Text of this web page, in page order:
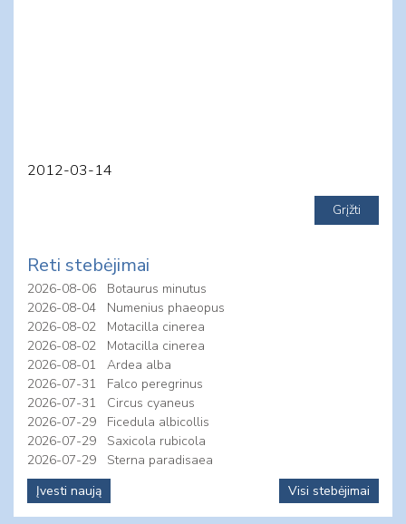
2012-03-14
Reti stebėjimai
2026-08-06
Botaurus minutus
2026-08-04
Numenius phaeopus
2026-08-02
Motacilla cinerea
2026-08-02
Motacilla cinerea
2026-08-01
Ardea alba
2026-07-31
Falco peregrinus
2026-07-31
Circus cyaneus
2026-07-29
Ficedula albicollis
2026-07-29
Saxicola rubicola
2026-07-29
Sterna paradisaea
Įvesti naują
Visi stebėjimai